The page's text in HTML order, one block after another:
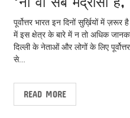
पूर्वोत्तर भारत इन दिनों सुर्ख़ियों में
में इस क्षेत्र के बारे में न तो अधिक
दिल्ली के नेताओं और लोगों के लिए
से…
READ MORE